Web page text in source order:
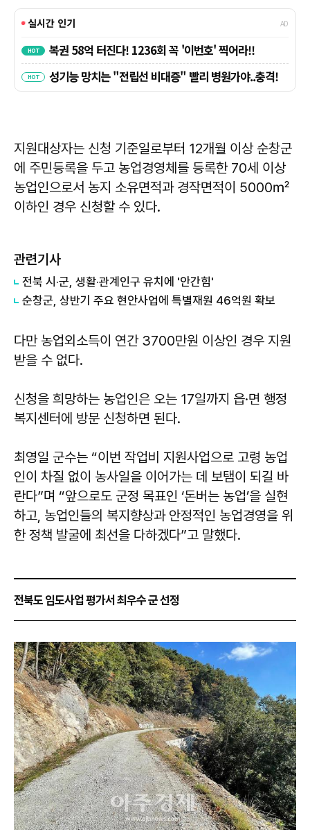
지원대상자는 신청 기준일로부터 12개월 이상 순창군
에 주민등록을 두고 농업경영체를 등록한 70세 이상
농업인으로서 농지 소유면적과 경작면적이 5000㎡
이하인 경우 신청할 수 있다.
관련기사
전북 시·군, 생활·관계인구 유치에 '안간힘'
순창군, 상반기 주요 현안사업에 특별재원 46억원 확보
다만 농업외소득이 연간 3700만원 이상인 경우 지원
받을 수 없다.
신청을 희망하는 농업인은 오는 17일까지 읍·면 행정
복지센터에 방문 신청하면 된다.
최영일 군수는 “이번 작업비 지원사업으로 고령 농업
인이 차질 없이 농사일을 이어가는 데 보탬이 되길 바
란다”며 “앞으로도 군정 목표인 ‘돈버는 농업’을 실현
하고, 농업인들의 복지향상과 안정적인 농업경영을 위
한 정책 발굴에 최선을 다하겠다”고 말했다.
전북도 임도사업 평가서 최우수 군 선정